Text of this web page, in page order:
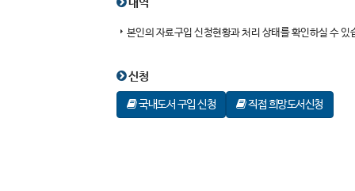
내역
본인의 자료구입 신청현황과 처리 상태를 확인하실 수 있
신청
국내도서 구입 신청 직접 희망도서신청